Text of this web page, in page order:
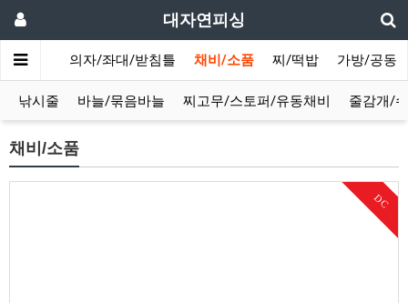
대자연피싱
/텐트 의자/좌대/받침틀 채비/소품 찌/떡밥 가방/공동
낚시줄 바늘/묶음바늘 찌고무/스토퍼/유동채비 줄감개/
채비/소품
DC